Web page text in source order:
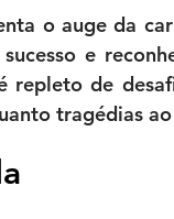
o auge da
e
repleto de
tragédias